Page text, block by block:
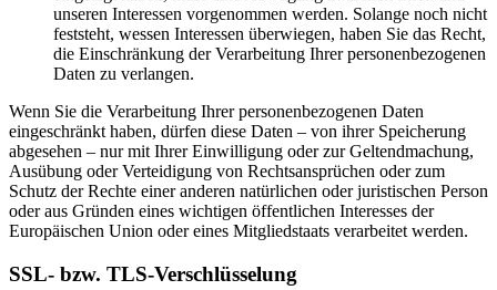
unseren Interessen vorgenommen werden. Solange noch nicht
feststeht, wessen Interessen überwiegen, haben Sie das Recht,
die Einschränkung der Verarbeitung Ihrer personenbezogenen
Daten zu verlangen.
Wenn Sie die Verarbeitung Ihrer personenbezogenen Daten
eingeschränkt haben, dürfen diese Daten – von ihrer Speicherung
abgesehen – nur mit Ihrer Einwilligung oder zur Geltendmachung,
Ausübung oder Verteidigung von Rechtsansprüchen oder zum
Schutz der Rechte einer anderen natürlichen oder juristischen Person
oder aus Gründen eines wichtigen öffentlichen Interesses der
Europäischen Union oder eines Mitgliedstaats verarbeitet werden.
SSL- bzw. TLS-Verschlüsselung